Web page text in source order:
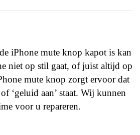
iPhone mute knop kapot is kan
niet op stil gaat, of juist altijd op
mute knop zorgt ervoor dat
‘geluid aan’ staat. Wij kunnen
voor u repareren.